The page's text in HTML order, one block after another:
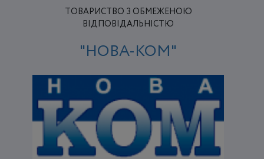
ТОВАРИСТВО З ОБМЕЖЕНОЮ
ВІДПОВІДАЛЬНІСТЮ
"НОВА-КОМ"